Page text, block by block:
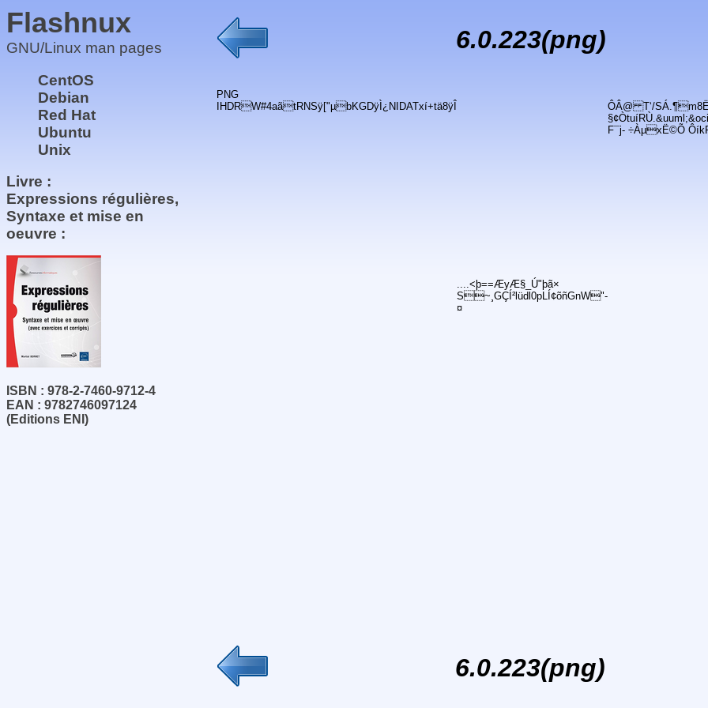
Flashnux
GNU/Linux man pages
CentOS
Debian
Red Hat
Ubuntu
Unix
Livre :
Expressions régulières,
Syntaxe et mise en
oeuvre :
ISBN : 978-2-7460-9712-4
EAN : 9782746097124
(Editions ENI)
6.0.223(png)
PNG
IHDRW#4aãtRNSÿ["µbKGDÿÌ¿NIDATxí+tä8ÿÎ
ÔÂ@ T‘/
F¯j- ÷ÀµxË©Õ
....<þ==ÆyÆ§_Ú"þã×
S~¸GÇÍ²lüdl0pLÍ¢õñGnW"-
¤
6.0.223(png)